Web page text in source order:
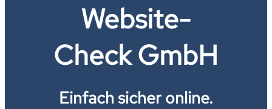
Website-
Check GmbH
Einfach sicher online.